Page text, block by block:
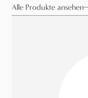
Alle Produkte ansehen